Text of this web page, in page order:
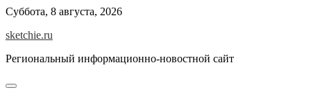
Skip
content
Суббота, 8 августа, 2026
sketchie.ru
Региональный информационно-новостной сайт